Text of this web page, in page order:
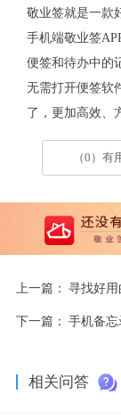
敬业签就是一款
手机端敬业签
便签和待办中的
无需打开便签软
了，更加高效、
（0）有
上一篇： 寻找好用
下一篇： 手机备忘
相关问答